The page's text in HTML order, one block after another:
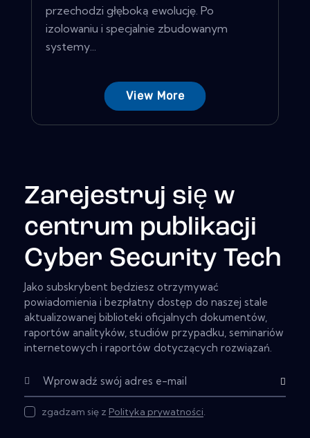
przechodzi głęboką ewolucję. Po
izolowaniu i specjalnie zbudowanym
systemy...
View More
Zarejestruj się w
centrum publikacji
Cyber Security Tech
Jako subskrybent będziesz otrzymywać
powiadomienia i bezpłatny dostęp do naszej stale
aktualizowanej biblioteki oficjalnych dokumentów,
raportów analityków, studiów przypadku, seminariów
internetowych i raportów dotyczących rozwiązań.
zgadzam się z Polityka prywatności.